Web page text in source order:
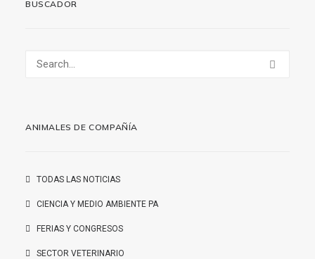
BUSCADOR
ANIMALES DE COMPAÑÍA
TODAS LAS NOTICIAS
CIENCIA Y MEDIO AMBIENTE PA
FERIAS Y CONGRESOS
SECTOR VETERINARIO